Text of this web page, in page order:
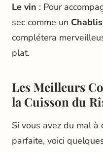
Le vin : Pour
sec comme un Chablis
complétera
plat.
Les Meilleurs
la Cuisson du
Si vous avez du mal
parfaite, voici